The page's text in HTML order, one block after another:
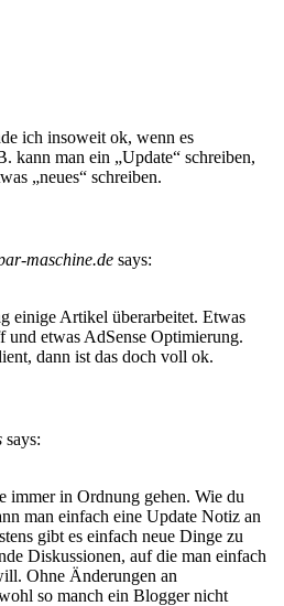
ich insoweit ok, wenn es
kann man ein „Update“ schreiben,
„neues“ schreiben.
maschine.de says:
einige Artikel überarbeitet. Etwas
und etwas AdSense Optimierung.
dann ist das doch voll ok.
says:
immer in Ordnung gehen. Wie du
man einfach eine Update Notiz an
gibt es einfach neue Dinge zu
Diskussionen, auf die man einfach
Ohne Änderungen an
so manch ein Blogger nicht